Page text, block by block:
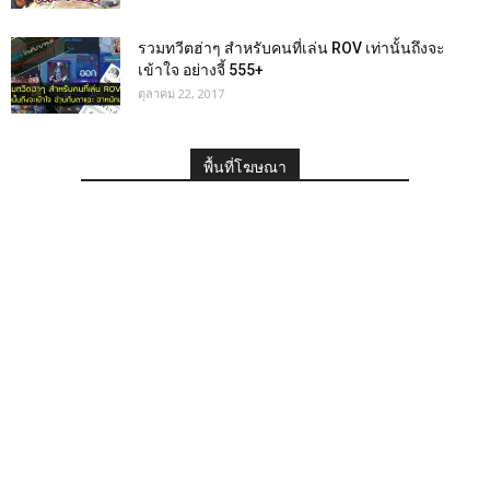
รวมทวีตฮ่าๆ สำหรับคนที่เล่น ROV เท่านั้นถึงจะ
เข้าใจ อย่างจี้ 555+
ตุลาคม 22, 2017
พื้นที่โฆษณา